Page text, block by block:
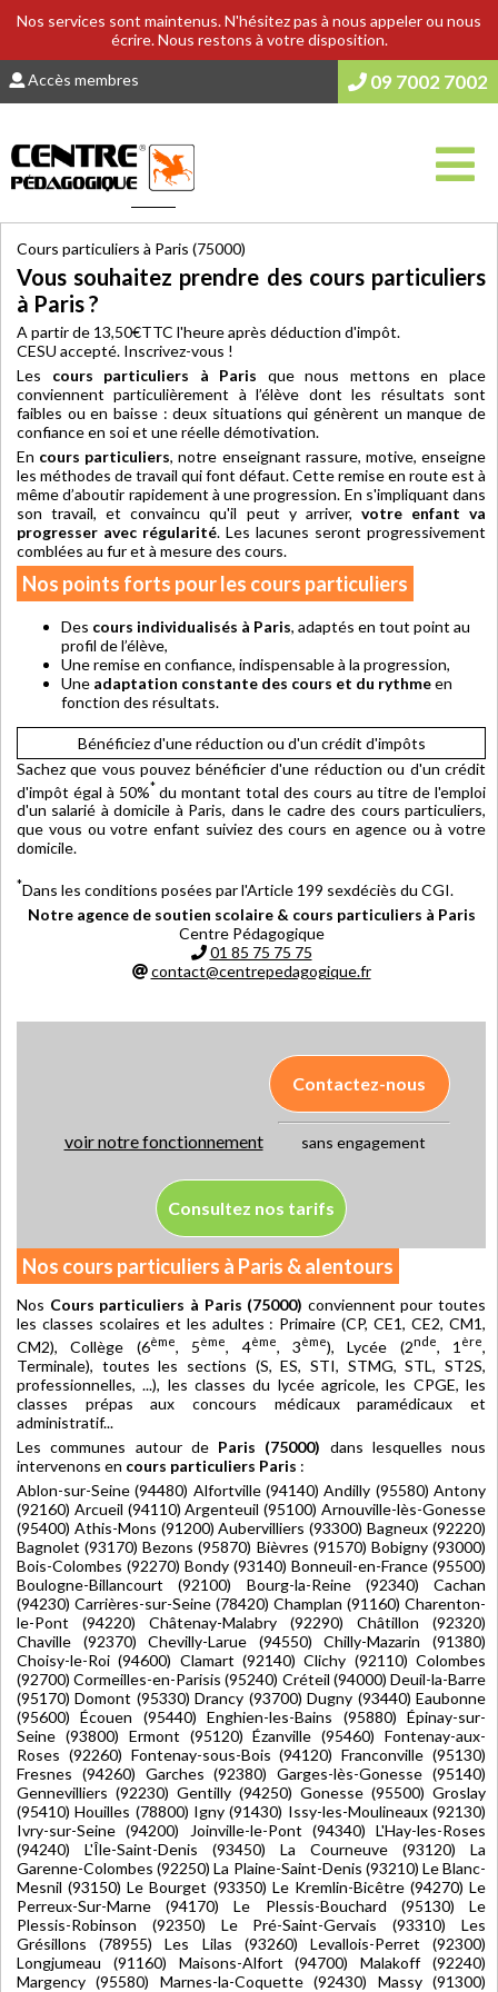
Nos services sont maintenus. N'hésitez pas à nous appeler ou nous
écrire. Nous restons à votre disposition.
Accès membres 09 7002 7002
Cours particuliers à Paris (75000)
Vous souhaitez prendre des cours particuliers
à Paris ?
A partir de 13,50€TTC l'heure après déduction d'impôt.
CESU accepté. Inscrivez-vous !
Les cours particuliers à Paris que nous mettons en place
conviennent particulièrement à l’élève dont les résultats sont
faibles ou en baisse : deux situations qui génèrent un manque de
confiance en soi et une réelle démotivation.
En cours particuliers, notre enseignant rassure, motive, enseigne
les méthodes de travail qui font défaut. Cette remise en route est à
même d’aboutir rapidement à une progression. En s'impliquant dans
son travail, et convaincu qu'il peut y arriver, votre enfant va
progresser avec régularité. Les lacunes seront progressivement
comblées au fur et à mesure des cours.
Nos points forts pour les cours particuliers
Des cours individualisés à Paris, adaptés en tout point au
profil de l’élève,
Une remise en confiance, indispensable à la progression,
Une adaptation constante des cours et du rythmeen
fonction des résultats.
Bénéficiez d'une réduction ou d'un crédit d'impôts
Sachez que vous pouvez bénéficier d'une réduction ou d'un crédit
d'impôt égal à 50%*du montant total des cours au titre de l'emploi
d'un salarié à domicile à Paris, dans le cadre des cours particuliers,
que vous ou votre enfant suiviez des cours en agence ou à votre
domicile.
*Dans les conditions posées par l'Article 199 sexdéciès du CGI.
Notre agence de soutien scolaire & cours particuliers à Paris
Centre Pédagogique
01 85 75 75 75
contact@centrepedagogique.fr
voir notre fonctionnement
Contactez-nous
sans engagement
Consultez nos tarifs
Nos cours particuliers à Paris & alentours
Nos Cours particuliers à Paris (75000) conviennent pour toutes
les classes scolaires et les adultes : Primaire (CP, CE1, CE2, CM1,
CM2), Collège (6ème, 5ème, 4ème, 3ème), Lycée (2nde, 1 ère,
Terminale), toutes les sections (S, ES, STI, STMG, STL, ST2S,
professionnelles, ...), les classes du lycée agricole, les CPGE, les
classes prépas aux concours médicaux paramédicaux et
administratif...
Les communes autour de Paris (75000) dans lesquelles nous
intervenons en cours particuliers Paris :
Ablon-sur-Seine (94480) Alfortville (94140) Andilly (95580) Antony
(92160) Arcueil (94110) Argenteuil (95100) Arnouville-lès-Gonesse
(95400) Athis-Mons (91200) Aubervilliers (93300) Bagneux (92220)
Bagnolet (93170) Bezons (95870) Bièvres (91570) Bobigny (93000)
Bois-Colombes (92270) Bondy (93140) Bonneuil-en-France (95500)
Boulogne-Billancourt (92100) Bourg-la-Reine (92340) Cachan
(94230) Carrières-sur-Seine (78420) Champlan (91160) Charenton-
le-Pont (94220) Châtenay-Malabry (92290) Châtillon (92320)
Chaville (92370) Chevilly-Larue (94550) Chilly-Mazarin (91380)
Choisy-le-Roi (94600) Clamart (92140) Clichy (92110) Colombes
(92700) Cormeilles-en-Parisis (95240) Créteil (94000) Deuil-la-Barre
(95170) Domont (95330) Drancy (93700) Dugny (93440) Eaubonne
(95600) Écouen (95440) Enghien-les-Bains (95880) Épinay-sur-
Seine (93800) Ermont (95120) Ézanville (95460) Fontenay-aux-
Roses (92260) Fontenay-sous-Bois (94120) Franconville (95130)
Fresnes (94260) Garches (92380) Garges-lès-Gonesse (95140)
Gennevilliers (92230) Gentilly (94250) Gonesse (95500) Groslay
(95410) Houilles (78800) Igny (91430) Issy-les-Moulineaux (92130)
Ivry-sur-Seine (94200) Joinville-le-Pont (94340) L'Hay-les-Roses
(94240) L'Île-Saint-Denis (93450) La Courneuve (93120) La
Garenne-Colombes (92250) La Plaine-Saint-Denis (93210) Le Blanc-
Mesnil (93150) Le Bourget (93350) Le Kremlin-Bicêtre (94270) Le
Perreux-Sur-Marne (94170) Le Plessis-Bouchard (95130) Le
Plessis-Robinson (92350) Le Pré-Saint-Gervais (93310) Les
Grésillons (78955) Les Lilas (93260) Levallois-Perret (92300)
Longjumeau (91160) Maisons-Alfort (94700) Malakoff (92240)
Margency (95580) Marnes-la-Coquette (92430) Massy (91300)